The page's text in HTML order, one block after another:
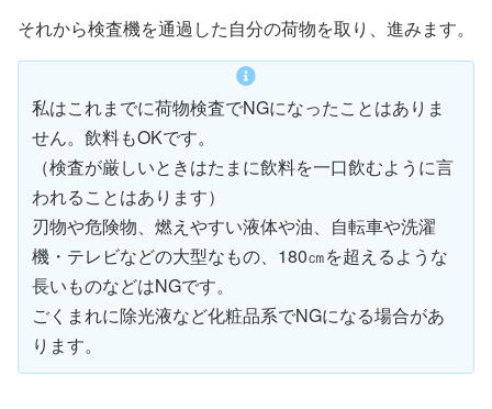
それから検査機を通過した自分の荷物を取り、進みます。
私はこれまでに荷物検査でNGになったことはありま
せん。飲料もOKです。
（検査が厳しいときはたまに飲料を一口飲むように言
われることはあります）
刃物や危険物、燃えやすい液体や油、自転車や洗濯
機・テレビなどの大型なもの、180㎝を超えるような
長いものなどはNGです。
ごくまれに除光液など化粧品系でNGになる場合があ
ります。